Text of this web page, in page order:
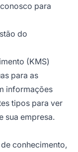
para
do
(KMS)
para as
informações
tipos para ver
sua empresa.
conhecimento,